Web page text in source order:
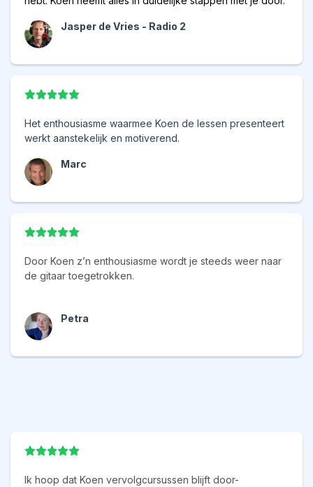
Jasper de Vries - Radio 2
Het enthousiasme waarmee Koen de lessen presenteert
werkt aanstekelijk en motiverend.
Marc
Door Koen z’n enthousiasme wordt je steeds weer naar
de gitaar toegetrokken.
Petra
Ik hoop dat Koen vervolgcursussen blijft door-